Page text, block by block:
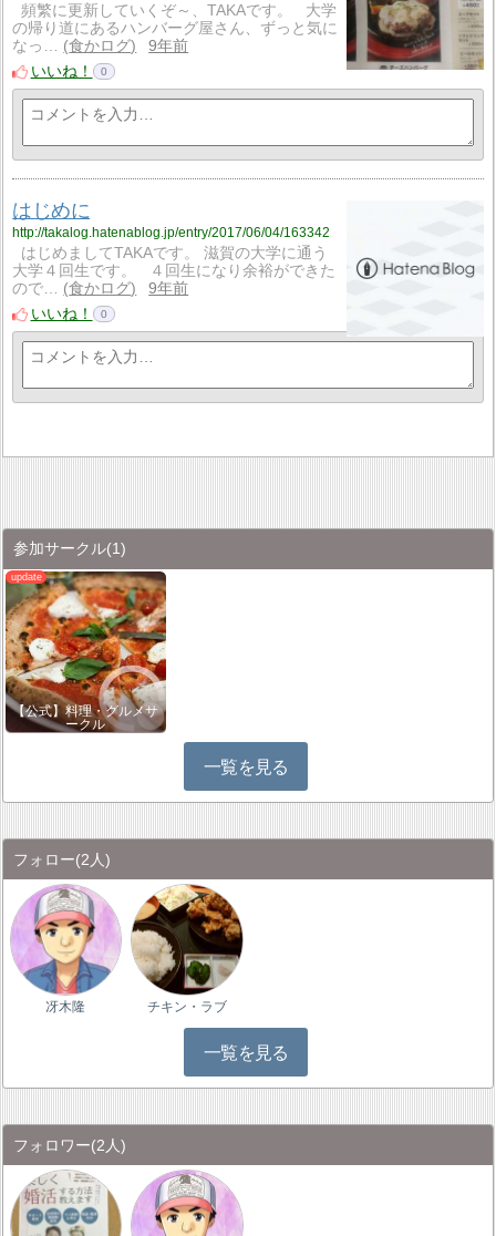
頻繁に更新していくぞ～、TAKAです。 大学
の帰り道にあるハンバーグ屋さん、ずっと気に
なっ…
食かログ
9年前
いいね！
0
はじめに
http://takalog.hatenablog.jp/entry/2017/06/04/163342
はじめましてTAKAです。 滋賀の大学に通う
大学４回生です。 ４回生になり余裕ができた
ので…
食かログ
9年前
いいね！
0
参加サークル(1)
【公式】料理・グルメサ
ークル
一覧を見る
フォロー(2人)
冴木隆 チキン・ラブ
一覧を見る
フォロワー(2人)